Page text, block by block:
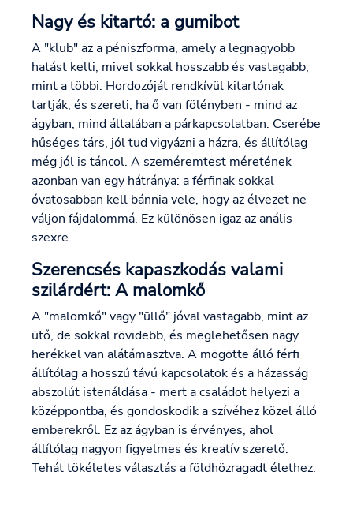
Nagy és kitartó: a gumibot
A "klub" az a péniszforma, amely a legnagyobb
hatást kelti, mivel sokkal hosszabb és vastagabb,
mint a többi. Hordozóját rendkívül kitartónak
tartják, és szereti, ha ő van fölényben - mind az
ágyban, mind általában a párkapcsolatban. Cserébe
hűséges társ, jól tud vigyázni a házra, és állítólag
még jól is táncol. A szeméremtest méretének
azonban van egy hátránya: a férfinak sokkal
óvatosabban kell bánnia vele, hogy az élvezet ne
váljon fájdalommá. Ez különösen igaz az anális
szexre.
Szerencsés kapaszkodás valami
szilárdért: A malomkő
A "malomkő" vagy "üllő" jóval vastagabb, mint az
ütő, de sokkal rövidebb, és meglehetősen nagy
herékkel van alátámasztva. A mögötte álló férfi
állítólag a hosszú távú kapcsolatok és a házasság
abszolút istenáldása - mert a családot helyezi a
középpontba, és gondoskodik a szívéhez közel álló
emberekről. Ez az ágyban is érvényes, ahol
állítólag nagyon figyelmes és kreatív szerető.
Tehát tökéletes választás a földhözragadt élethez.